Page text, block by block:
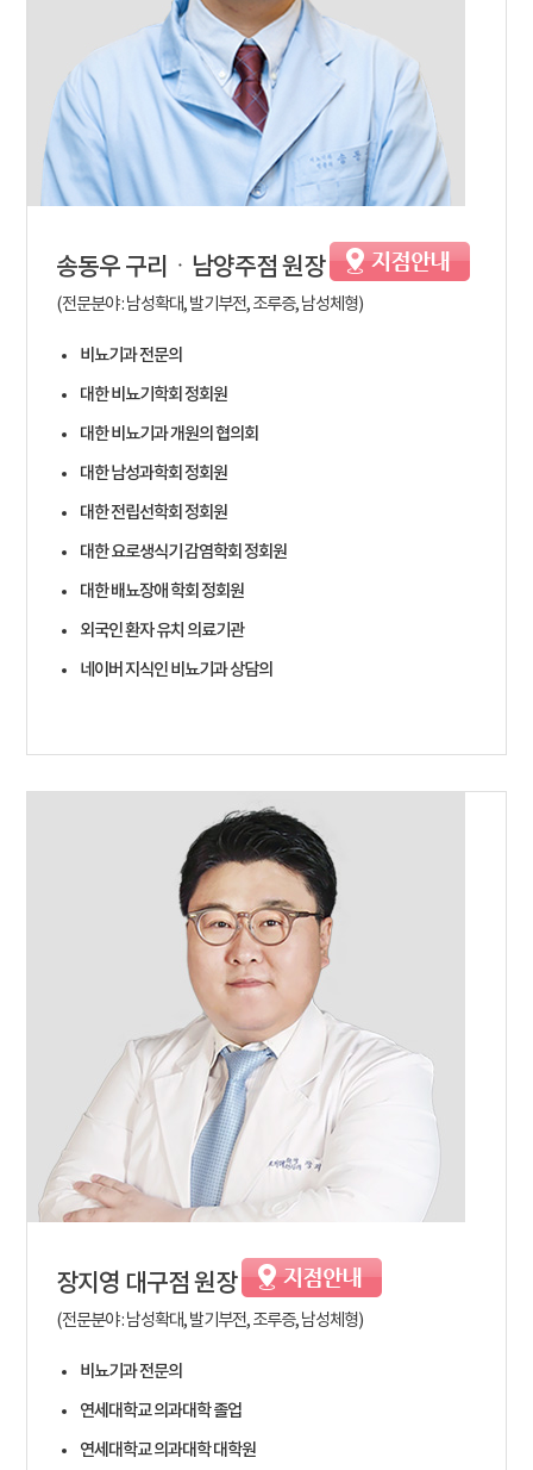
송동우 구리ㆍ남양주점 원장
(전문분야 : 남성확대, 발기부전, 조루증, 남성체형)
비뇨기과 전문의
대한 비뇨기학회 정회원
대한 비뇨기과 개원의 협의회
대한 남성과학회 정회원
대한 전립선학회 정회원
대한 요로생식기 감염학회 정회원
대한 배뇨장애 학회 정회원
외국인 환자 유치 의료기관
네이버 지식인 비뇨기과 상담의
장지영 대구점 원장
(전문분야 : 남성확대, 발기부전, 조루증, 남성체형)
비뇨기과 전문의
연세대학교 의과대학 졸업
연세대학교 의과대학 대학원